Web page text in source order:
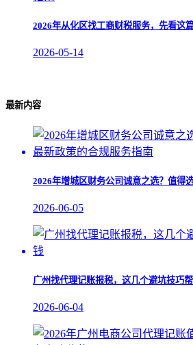
2026年从化区找工商财税服务，先看这
2026-05-14
最新内容
2026年增城区财务公司诚意之选？值得
2026-06-05
广州找代理记账报税，这几个避坑技巧
2026-06-04